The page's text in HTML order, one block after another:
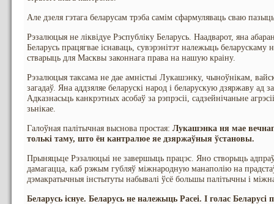
Але дзеля гэтага беларусам трэба самім сфармуляваць сваю
Рэзалюцыя не ліквідуе Рэспубліку Беларусь. Наадварот, яна
Беларусь працягвае існаваць, сувэрэнітэт належыць беларускаму
стварыць для Масквы законнага права на нашую краіну.
Рэзалюцыя таксама не дае амністыі Лукашэнку, чыноўнікам,
загадаў. Яна аддзяляе беларускі народ і беларускую дзяржаву ад
Адказнасьць канкрэтных асобаў за рэпрэсіі, садзейнічаньне
зьнікае.
Галоўная палітычная выснова простая: Лукашэнка ня мае
толькі таму, што ён кантралюе яе дзяржаўныя ўстановы.
Прыняцьце Рэзалюцыі не завершыць працэс. Яно створыць
дамагацца, каб рэжым губляў міжнародную манаполію на
дэмакратычныя інстытуты набывалі ўсё большы палітычны і
Беларусь існуе. Беларусь не належыць Расеі. І голас Беларусі